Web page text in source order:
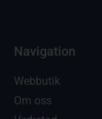
Navigation
Webbutik
Om oss